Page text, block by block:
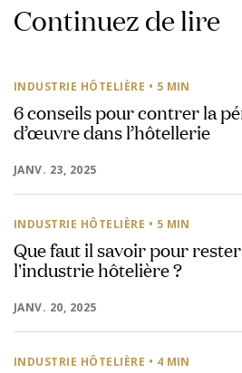
Continuez de lire
INDUSTRIE HÔTELIÈRE • 5 MIN
6 conseils pour contrer la
d’œuvre dans l’hôtellerie
JANV. 23, 2025
INDUSTRIE HÔTELIÈRE • 5 MIN
Que faut il savoir pour
l'industrie hôtelière ?
JANV. 20, 2025
INDUSTRIE HÔTELIÈRE • 4 MIN